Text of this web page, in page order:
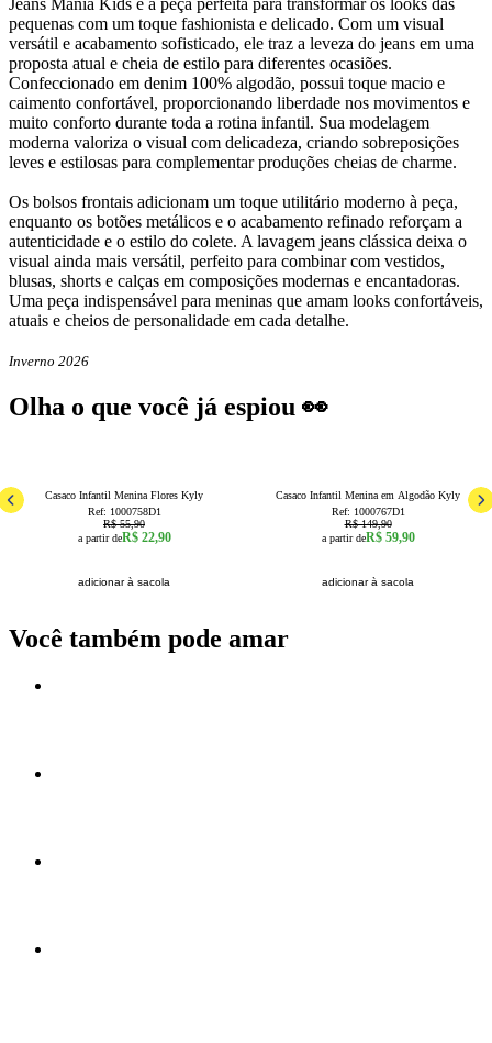
Jeans Mania Kids é a peça perfeita para transformar os looks das
pequenas com um toque fashionista e delicado. Com um visual
versátil e acabamento sofisticado, ele traz a leveza do jeans em uma
proposta atual e cheia de estilo para diferentes ocasiões.
Confeccionado em denim 100% algodão, possui toque macio e
caimento confortável, proporcionando liberdade nos movimentos e
muito conforto durante toda a rotina infantil. Sua modelagem
moderna valoriza o visual com delicadeza, criando sobreposições
leves e estilosas para complementar produções cheias de charme.
Os bolsos frontais adicionam um toque utilitário moderno à peça,
enquanto os botões metálicos e o acabamento refinado reforçam a
autenticidade e o estilo do colete. A lavagem jeans clássica deixa o
visual ainda mais versátil, perfeito para combinar com vestidos,
blusas, shorts e calças em composições modernas e encantadoras.
Uma peça indispensável para meninas que amam looks confortáveis,
atuais e cheios de personalidade em cada detalhe.
Inverno 2026
Olha o que você já espiou 👀
Casaco Infantil Menina Flores Kyly
Ref: 1000758D1
R$ 55,90
a partir deR$ 22,90
adicionar à sacola
Casaco Infantil Menina em Algodão Kyly
Ref: 1000767D1
R$ 149,90
a partir deR$ 59,90
adicionar à sacola
Você também pode amar